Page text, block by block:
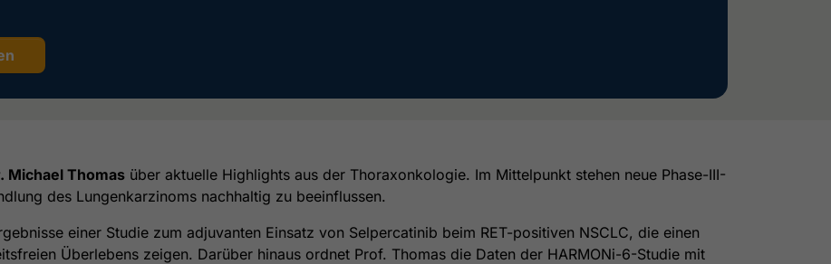
Michael Thomas über aktuelle Highlights aus der Thoraxonkologie. Im Mittelpunkt stehen neue Phase-III-
des Lungenkarzinoms nachhaltig zu beeinflussen.
einer Studie zum adjuvanten Einsatz von Selpercatinib beim RET-positiven NSCLC, die einen
Überlebens zeigen. Darüber hinaus ordnet Prof. Thomas die Daten der HARMONi-6-Studie mit